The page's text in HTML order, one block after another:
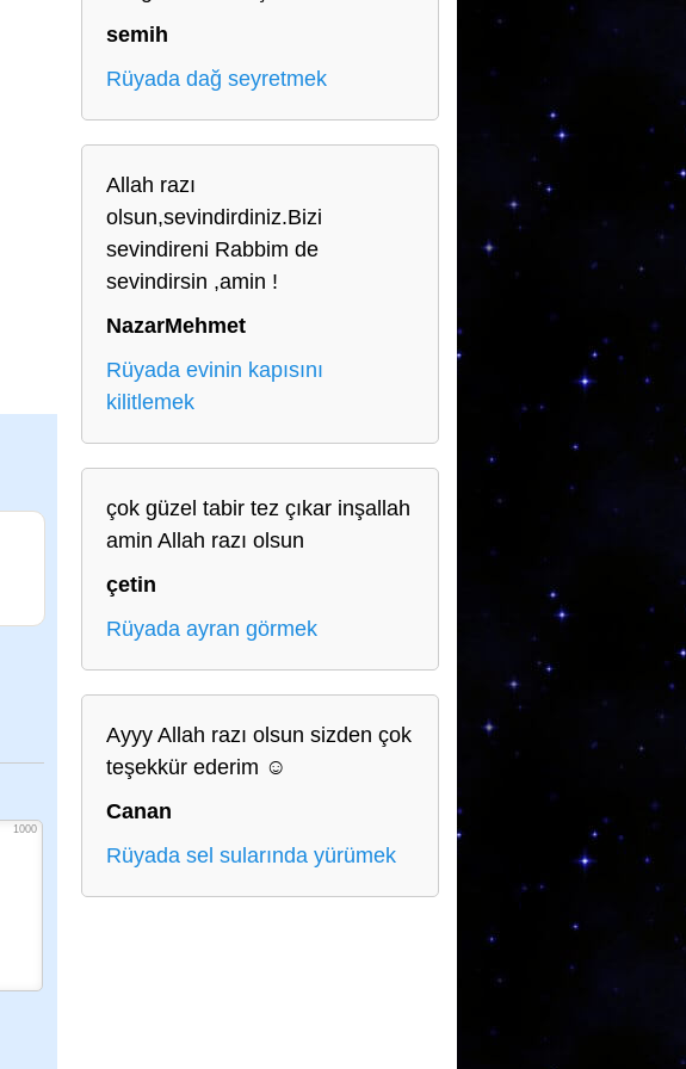
1000
semih
Rüyada dağ seyretmek
Allah razı
olsun,sevindirdiniz.Bizi
sevindireni Rabbim de
sevindirsin ,amin !
NazarMehmet
Rüyada evinin kapısını
kilitlemek
çok güzel tabir tez çıkar inşallah
amin Allah razı olsun
çetin
Rüyada ayran görmek
Ayyy Allah razı olsun sizden çok
teşekkür ederim ☺️
Canan
Rüyada sel sularında yürümek